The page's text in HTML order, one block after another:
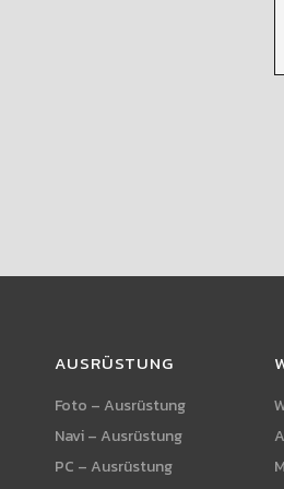
AUSRÜSTUNG
Foto – Ausrüstung
Navi – Ausrüstung
PC – Ausrüstung